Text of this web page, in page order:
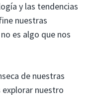
y las tendencias
nuestras
es algo que nos
de nuestras
explorar nuestro